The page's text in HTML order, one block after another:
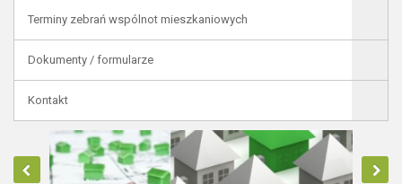
Terminy zebrań wspólnot mieszkaniowych
Dokumenty / formularze
Kontakt